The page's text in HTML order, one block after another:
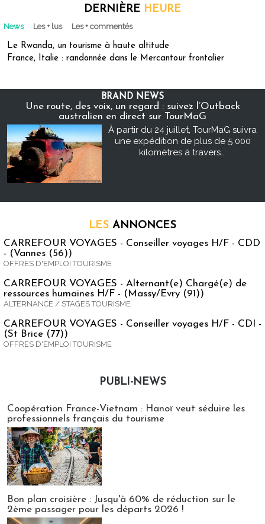
DERNIÈRE HEURE
News Les + lus Les + commentés
Le Rwanda, un tourisme à haute altitude
France, Italie : randonnée dans le Mercantour frontalier
BRAND NEWS
Une route, des voix, un regard : suivez l’Outback
australien en direct sur TourMaG
À partir du 24 juillet, TourMaG suivra
une expédition de plus de 5 000
kilomètres à travers...
LES ANNONCES
CARREFOUR VOYAGES - Conseiller voyages H/F - CDD
- (Vannes (56))
OFFRES D'EMPLOI TOURISME
CARREFOUR VOYAGES - Alternant(e) Chargé(e) de
ressources humaines H/F - (Massy/Evry (91))
ALTERNANCE / STAGES TOURISME
CARREFOUR VOYAGES - Conseiller voyages H/F - CDI -
(St Brice (77))
OFFRES D'EMPLOI TOURISME
PUBLI-NEWS
Coopération France-Vietnam : Hanoï veut séduire les
professionnels français du tourisme
Bon plan croisière : Jusqu'à 60% de réduction sur le
2ème passager pour les départs 2026 !